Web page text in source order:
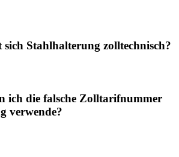
sich Stahlhalterung zolltechnisch?
ich die falsche Zolltarifnummer
verwende?